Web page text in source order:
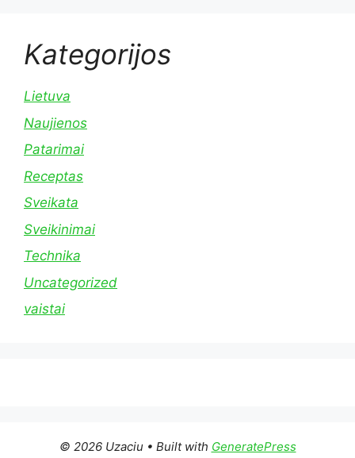
Kategorijos
Lietuva
Naujienos
Patarimai
Receptas
Sveikata
Sveikinimai
Technika
Uncategorized
vaistai
© 2026 Uzaciu• Built with GeneratePress